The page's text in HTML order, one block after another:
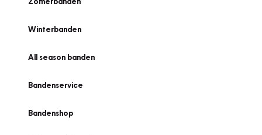
Winterbanden
All season banden
Bandenservice
Bandenshop